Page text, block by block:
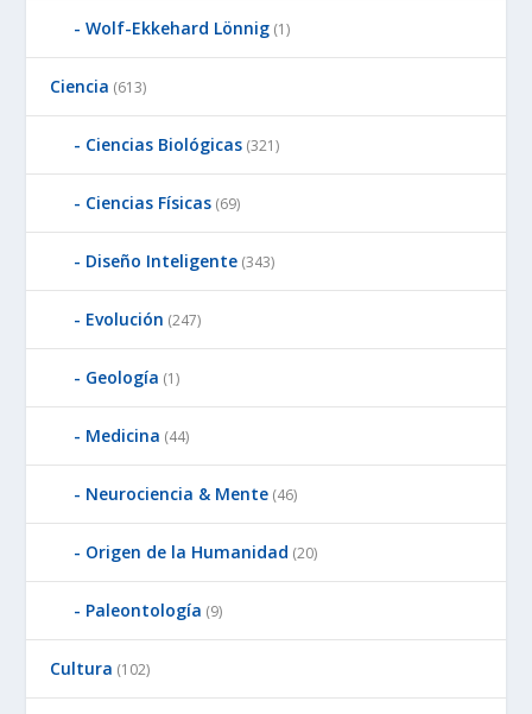
Wolf-Ekkehard Lönnig (1)
Ciencia (613)
Ciencias Biológicas (321)
Ciencias Físicas (69)
Diseño Inteligente (343)
Evolución (247)
Geología (1)
Medicina (44)
Neurociencia & Mente (46)
Origen de la Humanidad (20)
Paleontología (9)
Cultura (102)